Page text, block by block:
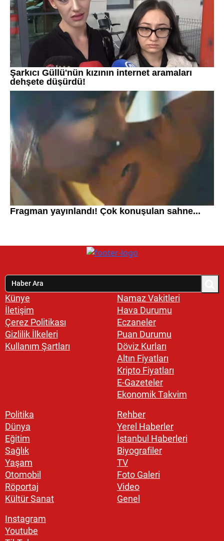
Künye
İletişim
Çerez Politikası
Gizlilik İlkeleri
Kullanım Şartları
Namaz Vakitleri
Hava Durumu
Eczaneler
Puan Durumu
Döviz Kurları
Altın Fiyatları
Kripto Fiyatları
E-Gazeteler
Ekonomik Takvim
Politika
Dünya
Eğitim
Sağlık
Yaşam
Otomobil
Röportaj
Kültür Sanat
Rehber
Yerel Haberler
İstanbul Haberleri
Biyografiler
TV
Foto Galeri
Video
Genel
Instagram
Youtube